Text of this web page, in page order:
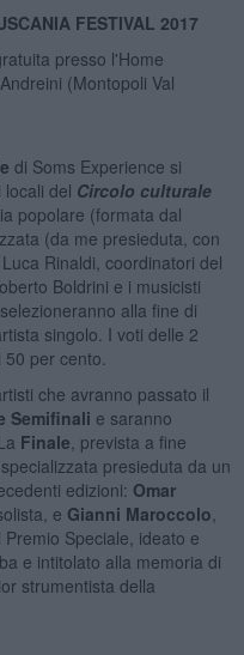
FESTIVAL 2017
presso l'Home
(Montopoli Val
di Soms Experience si
del Circolo culturale
popolare (formata dal
(da me presieduta, con
Rinaldi, coordinatori del
Boldrini e i musicisti
alla fine di
singolo. I voti delle 2
per cento.
che avranno passato il
Semifinali e saranno
Finale , prevista a fine
presieduta da un
edizioni: Omar
e Gianni Maroccolo
Speciale, ideato e
e intitolato alla memoria di
strumentista della